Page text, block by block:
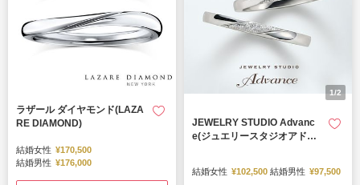
ラザール ダイヤモンド(LAZA
RE DIAMOND)
結婚女性 ¥170,500
結婚男性 ¥176,000
1/2
JEWELRY STUDIO Advanc
e(ジュエリースタジオアドバ
結婚女性 ¥102,500 結婚男性 ¥97,500